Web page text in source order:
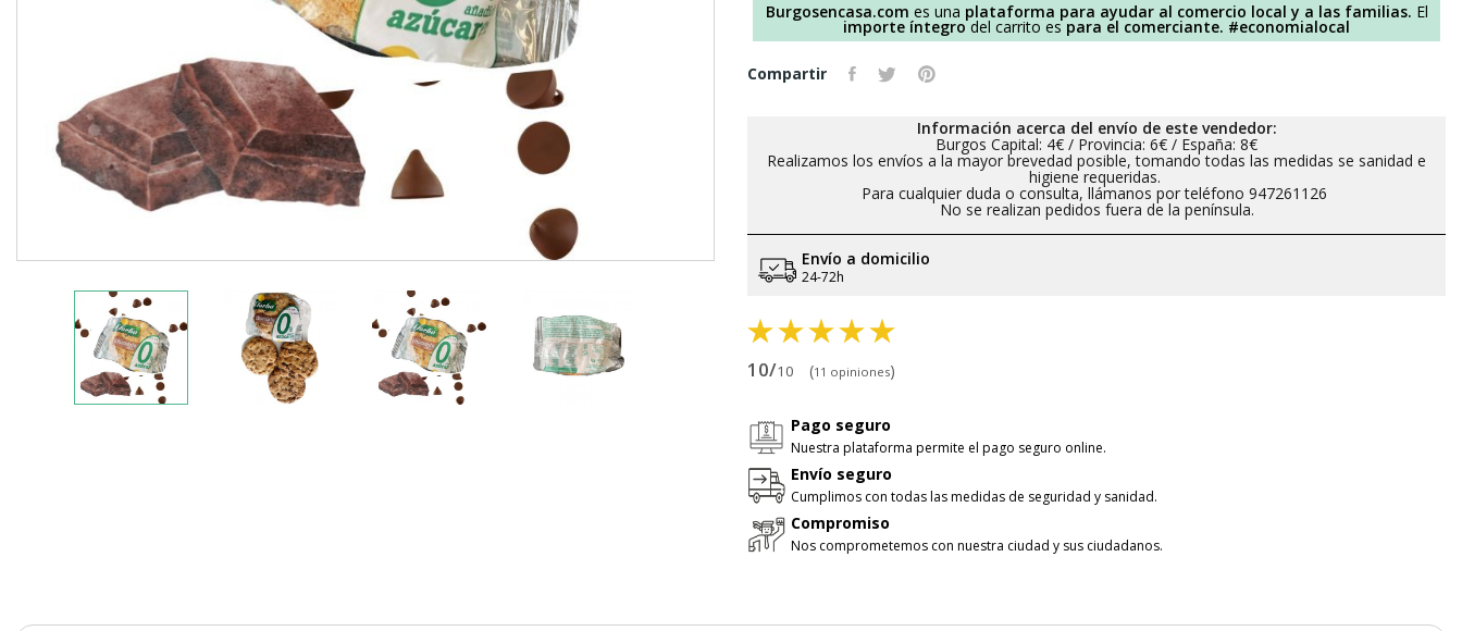
Burgosencasa.com es una plataforma para ayudar al comercio local y a las familias. El
importe íntegrodel carrito es para el comerciante. #economialocal
Compartir
Información acerca del envío de este vendedor:
Burgos Capital: 4€ / Provincia: 6€ / España: 8€
Realizamos los envíos a la mayor brevedad posible, tomando todas las medidas se sanidad e
higiene requeridas.
Para cualquier duda o consulta, llámanos por teléfono 947261126
No se realizan pedidos fuera de la península.
Envío a domicilio
24-72h
10/10 (11 opiniones)
Pago seguro
Nuestra plataforma permite el pago seguro online.
Envío seguro
Cumplimos con todas las medidas de seguridad y sanidad.
Compromiso
Nos comprometemos con nuestra ciudad y sus ciudadanos.